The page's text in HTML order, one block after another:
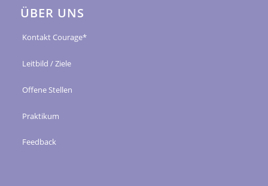
ÜBER UNS
Kontakt Courage*
Leitbild / Ziele
Offene Stellen
Praktikum
Feedback